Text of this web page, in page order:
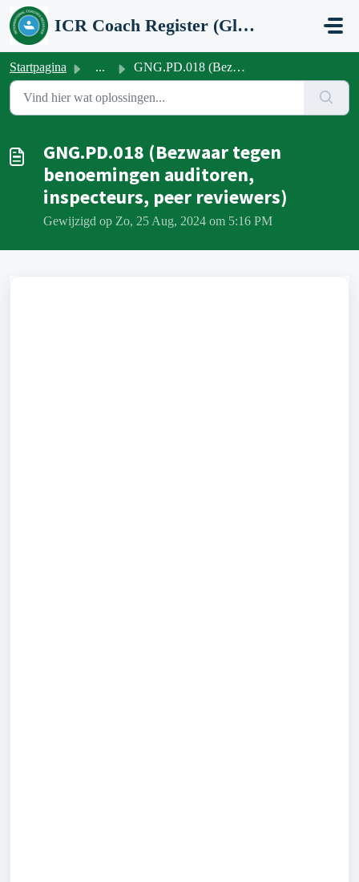
Doorgaan naar hoofdinhoud
ICR Coach Register (Global Network Group)
Startpagina ... GNG.PD.018 (Bezwaar tegen benoemingen auditoren, inspecte...
GNG.PD.018 (Bezwaar tegen
benoemingen auditoren,
inspecteurs, peer reviewers)
Gewijzigd op Zo, 25 Aug, 2024 om 5:16 PM